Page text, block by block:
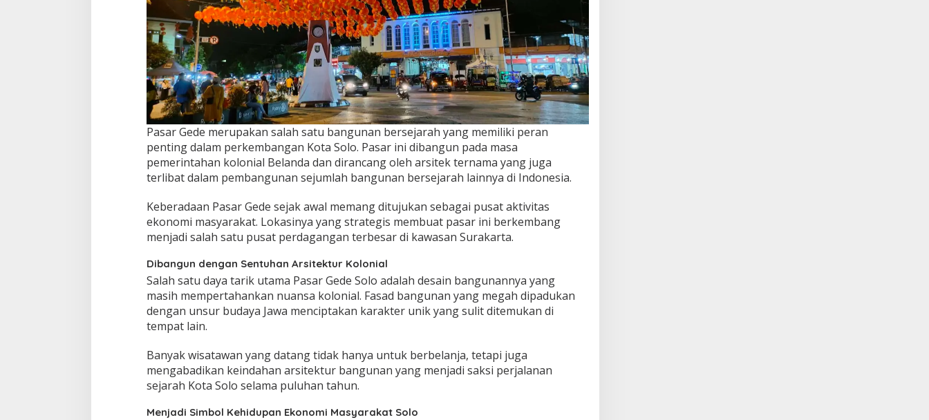
Pasar Gede merupakan salah satu bangunan bersejarah yang memiliki peran
penting dalam perkembangan Kota Solo. Pasar ini dibangun pada masa
pemerintahan kolonial Belanda dan dirancang oleh arsitek ternama yang juga
terlibat dalam pembangunan sejumlah bangunan bersejarah lainnya di Indonesia.
Keberadaan Pasar Gede sejak awal memang ditujukan sebagai pusat aktivitas
ekonomi masyarakat. Lokasinya yang strategis membuat pasar ini berkembang
menjadi salah satu pusat perdagangan terbesar di kawasan Surakarta.
Dibangun dengan Sentuhan Arsitektur Kolonial
Salah satu daya tarik utama Pasar Gede Solo adalah desain bangunannya yang
masih mempertahankan nuansa kolonial. Fasad bangunan yang megah dipadukan
dengan unsur budaya Jawa menciptakan karakter unik yang sulit ditemukan di
tempat lain.
Banyak wisatawan yang datang tidak hanya untuk berbelanja, tetapi juga
mengabadikan keindahan arsitektur bangunan yang menjadi saksi perjalanan
sejarah Kota Solo selama puluhan tahun.
Menjadi Simbol Kehidupan Ekonomi Masyarakat Solo